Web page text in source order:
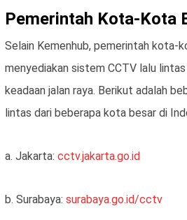
Pemerintah Kota-Kota
Selain Kemenhub, pemerintah kota-
menyediakan sistem CCTV lalu
keadaan jalan raya. Berikut adalah
lintas dari beberapa kota besar di
a. Jakarta: cctv.jakarta.go.id
b. Surabaya: surabaya.go.id/cctv